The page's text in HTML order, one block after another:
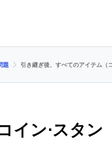
題 引き継ぎ後、すべてのアイテム（
イン⋅スタン